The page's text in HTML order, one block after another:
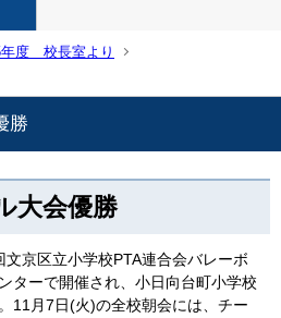
度 校長室より
勝
大会優勝
京区立小学校PTA連合会バレーボ
ターで開催され、小日向台町小学校
11月7日(火)の全校朝会には、チー